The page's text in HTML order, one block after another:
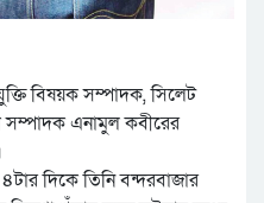
বিষয়ক সম্পাদক, সিলেট
সম্পাদক এনামুল কবীরের
দিকে তিনি বন্দরবাজার